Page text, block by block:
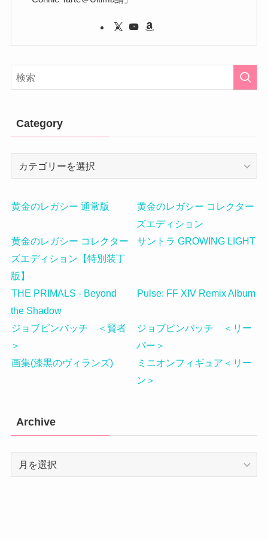
Category
Category
黄金のレガシー 通常版
黄金のレガシー コレクター
ズエディション
黄金のレガシー コレクター
ズエディション【特別装丁
版】
サントラ GROWING LIGHT
THE PRIMALS - Beyond
the Shadow
Pulse: FF XIV Remix Album
ジョブピンバッチ ＜賢者
＞
ジョブピンバッチ ＜リー
パー＞
画集(漆黒のヴィランズ)
ミニオンフィギュア＜リー
ン＞
Archive
Archive